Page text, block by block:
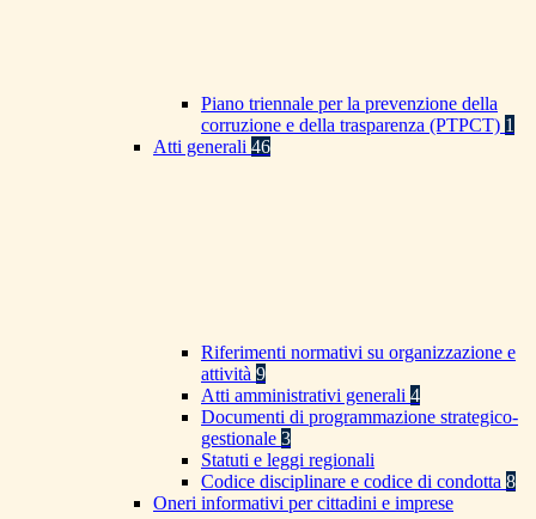
Piano triennale per la prevenzione della
corruzione e della trasparenza (PTPCT) 1
Atti generali 46
Riferimenti normativi su organizzazione e
attività 9
Atti amministrativi generali 4
Documenti di programmazione strategico-
gestionale 3
Statuti e leggi regionali
Codice disciplinare e codice di condotta 8
Oneri informativi per cittadini e imprese